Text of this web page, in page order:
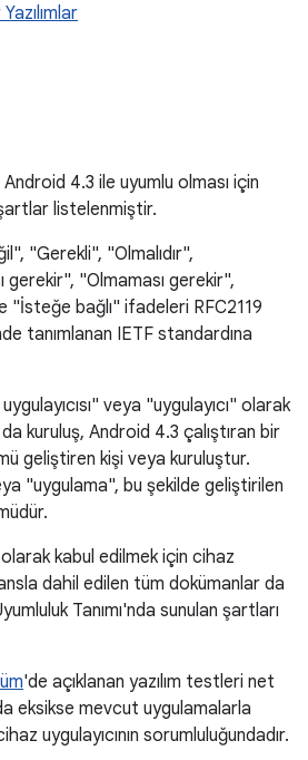
4.3 ile uyumlu olması için
listelenmiştir.
"Gerekli", "Olmalıdır",
gerekir", "Olmaması gerekir",
"İsteğe bağlı" ifadeleri RFC2119
tanımlanan IETF standardına
veya "uygulayıcı" olarak
kuruluş, Android 4.3 çalıştıran bir
geliştiren kişi veya kuruluştur.
"uygulama", bu şekilde geliştirilen
kabul edilmek için cihaz
dahil edilen tüm dokümanlar da
Tanımı'nda sunulan şartları
'de açıklanan yazılım testleri net
eksikse mevcut uygulamalarla
uygulayıcının sorumluluğundadır.